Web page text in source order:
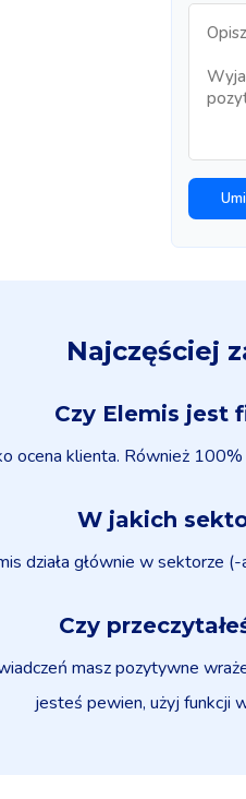
Najczęściej
Czy Elemis jest
ocena klienta. Również
W jakich
działa głównie w sektorze (-
Czy
masz pozytywne
jesteś pewien, użyj funkcji